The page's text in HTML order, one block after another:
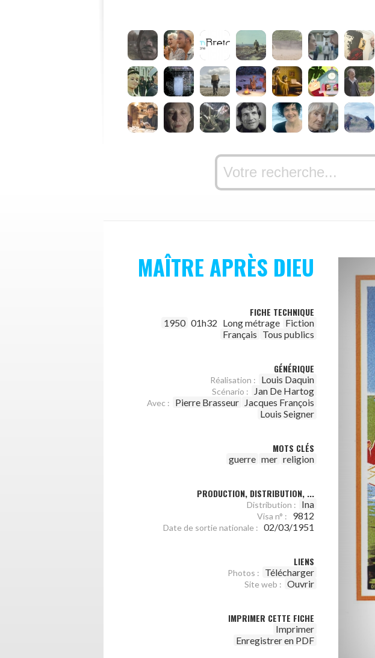
MAÎTRE APRÈS DIEU
FICHE TECHNIQUE
1950 01h32 Long métrage Fiction
Français Tous publics
GÉNÉRIQUE
Réalisation : Louis Daquin
Scénario : Jan De Hartog
Avec : Pierre Brasseur Jacques François
Louis Seigner
MOTS CLÉS
guerre mer religion
PRODUCTION, DISTRIBUTION, ...
Distribution : Ina
Visa n° : 9812
Date de sortie nationale : 02/03/1951
LIENS
Photos : Télécharger
Site web : Ouvrir
IMPRIMER CETTE FICHE
Imprimer
Enregistrer en PDF